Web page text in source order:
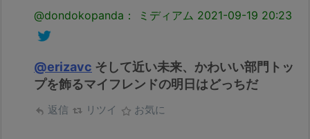
@dondokopanda： ミディアム 2021-09-19 20:23
@erizavc そして近い未来、かわいい部門トッ
プを飾るマイフレンドの明日はどっちだ
返信 リツイ お気に